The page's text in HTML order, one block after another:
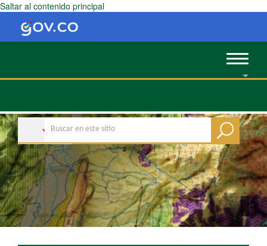
Saltar al contenido principal
Toggle